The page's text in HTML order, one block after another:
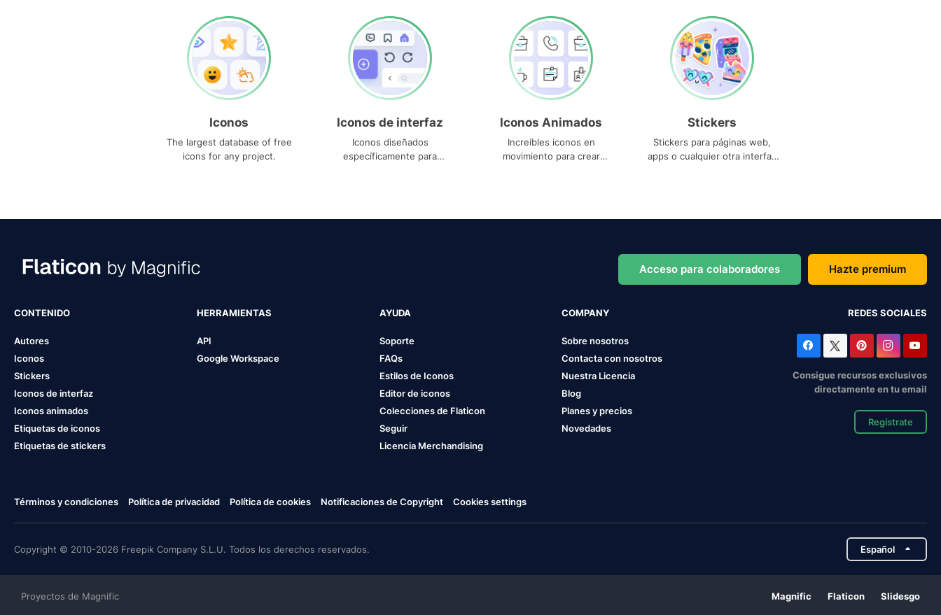
Iconos
The largest database of free
icons for any project.
Iconos de interfaz
Iconos diseñados
específicamente para
Iconos Animados
Increíbles iconos en
movimiento para crear
Stickers
Stickers para páginas web,
apps o cualquier otra interfaz
Acceso para colaboradores Hazte premium
CONTENIDO
Autores
Iconos
Stickers
Iconos de interfaz
Iconos animados
Etiquetas de iconos
Etiquetas de stickers
HERRAMIENTAS
API
Google Workspace
AYUDA
Soporte
FAQs
Estilos de Iconos
Editor de iconos
Colecciones de Flaticon
Seguir
Licencia Merchandising
COMPANY
Sobre nosotros
Contacta con nosotros
Nuestra Licencia
Blog
Planes y precios
Novedades
REDES SOCIALES
Consigue recursos exclusivos
directamente en tu email
Regístrate
Términos y condiciones Política de privacidad Política de cookies Notificaciones de Copyright Cookies settings
Copyright © 2010-2026 Freepik Company S.L.U. Todos los derechos reservados. Español
Proyectos de Magnific Magnific Flaticon Slidesgo